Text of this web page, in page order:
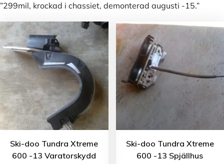
”299mil, krockad i chassiet, demonterad augusti -15.”
Ski-doo Tundra Xtreme
600 -13 Varatorskydd
Ski-doo Tundra Xtreme
600 -13 Spjällhus